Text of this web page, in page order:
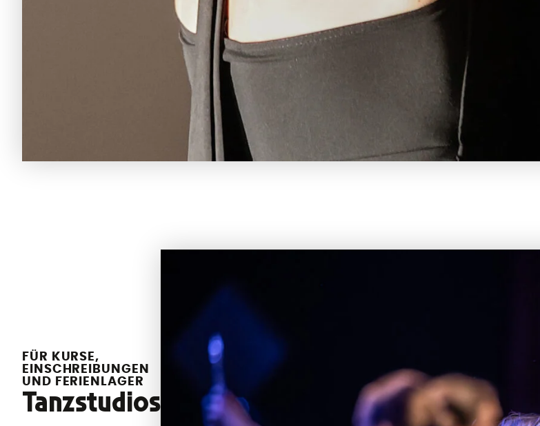
FÜR KURSE,
EINSCHREIBUNGEN
UND FERIENLAGER
Tanzstudios